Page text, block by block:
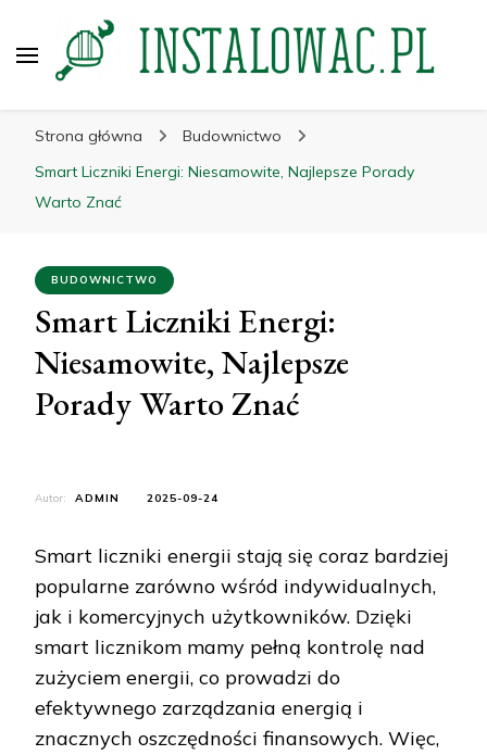
Strona główna
Budownictwo
Smart Liczniki Energi: Niesamowite, Najlepsze Porady
Warto Znać
BUDOWNICTWO
Smart Liczniki Energi:
Niesamowite, Najlepsze
Porady Warto Znać
Autor: ADMIN 2025-09-24
Smart liczniki energii stają się coraz bardziej
popularne zarówno wśród indywidualnych,
jak i komercyjnych użytkowników. Dzięki
smart licznikom mamy pełną kontrolę nad
zużyciem energii, co prowadzi do
efektywnego zarządzania energią i
znacznych oszczędności finansowych. Więc,